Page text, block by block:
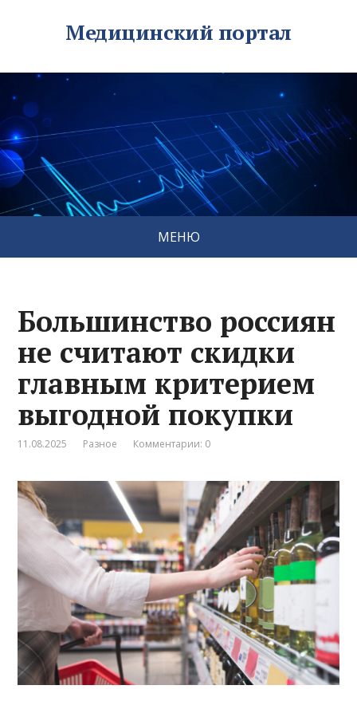
Медицинский портал
МЕНЮ
Большинство россиян
не считают скидки
главным критерием
выгодной покупки
11.08.2025 Разное Комментарии: 0